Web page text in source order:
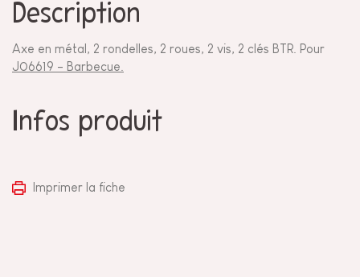
Description
Axe en métal, 2 rondelles, 2 roues, 2 vis, 2 clés BTR. Pour
J06619 - Barbecue.
Infos produit
Imprimer la fiche